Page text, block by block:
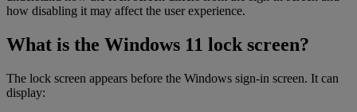
how disabling it may affect the user experience.
What is the Windows 11 lock screen?
The lock screen appears before the Windows sign-in screen. It can
display: